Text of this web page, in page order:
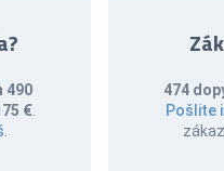
490
€.
474
Pošlite